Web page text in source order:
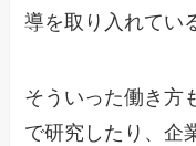
導を取り入れてい
そういった働き方
で研究したり、企